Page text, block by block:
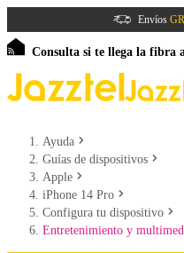
Envíos
Consulta si te llega la fibra
Ayuda
Guías de dispositivos
Apple
iPhone 14 Pro
Configura tu dispositivo
Entretenimiento y